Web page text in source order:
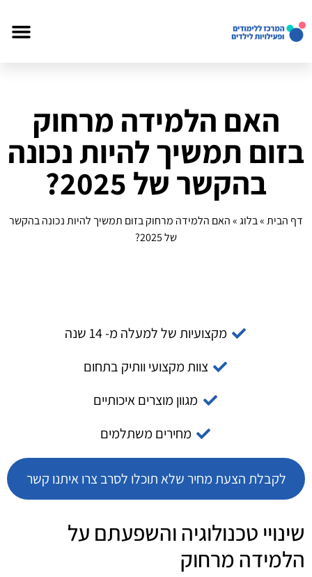
האם הלמידה מרחוק
בזום תמשיך להיות נכונה
בהקשר של 2025?
דף הבית»בלוג»האם הלמידה מרחוק בזום תמשיך להיות נכונה בהקשר
של 2025?
מקצועיות של למעלה מ- 14 שנה
צוות מקצועי וותיק בתחום
מגוון מוצרים איכותיים
מחירים משתלמים
לקבלת הצעת מחיר שלא תוכלו לסרב צרו איתנו קשר
שינויי טכנולוגיה והשפעתם על
הלמידה מרחוק